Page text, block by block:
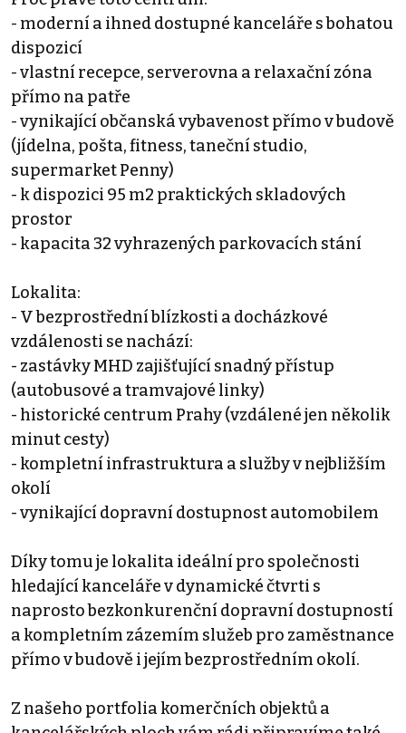
- moderní a ihned dostupné kanceláře s bohatou
dispozicí
- vlastní recepce, serverovna a relaxační zóna
přímo na patře
- vynikající občanská vybavenost přímo v budově
(jídelna, pošta, fitness, taneční studio,
supermarket Penny)
- k dispozici 95 m2 praktických skladových
prostor
- kapacita 32 vyhrazených parkovacích stání
Lokalita:
- V bezprostřední blízkosti a docházkové
vzdálenosti se nachází:
- zastávky MHD zajišťující snadný přístup
(autobusové a tramvajové linky)
- historické centrum Prahy (vzdálené jen několik
minut cesty)
- kompletní infrastruktura a služby v nejbližším
okolí
- vynikající dopravní dostupnost automobilem
Díky tomu je lokalita ideální pro společnosti
hledající kanceláře v dynamické čtvrti s
naprosto bezkonkurenční dopravní dostupností
a kompletním zázemím služeb pro zaměstnance
přímo v budově i jejím bezprostředním okolí.
Z našeho portfolia komerčních objektů a